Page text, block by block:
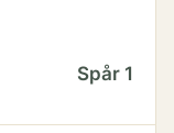
Spår 1